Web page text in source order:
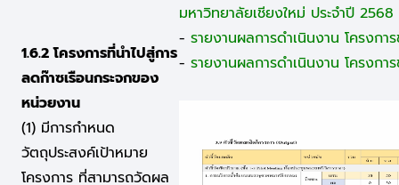
1.6.2 โครงการที่นำไปสู่การ
ลดก๊าซเรือนกระจกของ
หน่วยงาน
(1) มีการกำหนด
วัตถุประสงค์เป้าหมาย
โครงการ ที่สามารถวัดผล
มหาวิทยาลัยเชียงใหม่ ประจำปี 2568
- รายงานผลการดำเนินงาน โครงกา
- รายงานผลการดำเนินงาน โครงกา